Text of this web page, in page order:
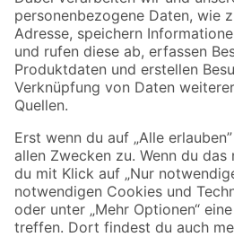
Zahlungsarten
Sicher einkaufen
Jetzt die toom-App herunterladen